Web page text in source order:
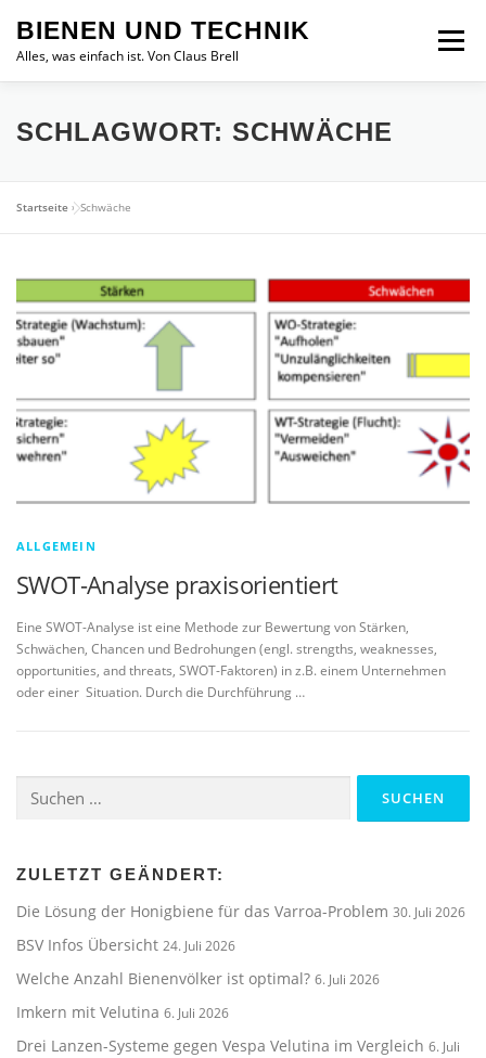
Inhalt
springen
BIENEN UND TECHNIK
Alles, was einfach ist. Von Claus Brell
Menü
SCHLAGWORT: SCHWÄCHE
Startseite »Schwäche
ALLGEMEIN
SWOT-Analyse praxisorientiert
Eine SWOT-Analyse ist eine Methode zur Bewertung von Stärken,
Schwächen, Chancen und Bedrohungen (engl. strengths, weaknesses,
opportunities, and threats, SWOT-Faktoren) in z.B. einem Unternehmen
oder einer Situation. Durch die Durchführung …
nach:
ZULETZT GEÄNDERT:
Die Lösung der Honigbiene für das Varroa-Problem 30. Juli 2026
BSV Infos Übersicht 24. Juli 2026
Welche Anzahl Bienenvölker ist optimal? 6. Juli 2026
Imkern mit Velutina 6. Juli 2026
Drei Lanzen-Systeme gegen Vespa Velutina im Vergleich 6. Juli